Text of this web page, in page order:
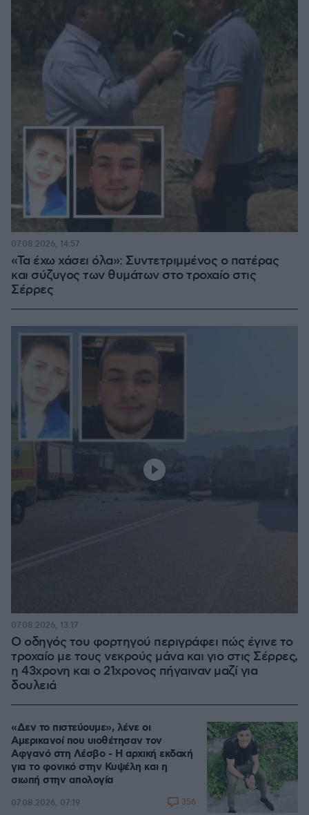
«Τα έχω χάσει όλα»: Συντετριμμένος ο πατέρας
και σύζυγος των θυμάτων στο τροχαίο στις
Σέρρες
07.08.2026, 14:57
Ο οδηγός του φορτηγού περιγράφει πώς έγινε το
τροχαίο με τους νεκρούς μάνα και γιο στις Σέρρες,
η 43χρονη και ο 21χρονος πήγαιναν μαζί για
δουλειά
07.08.2026, 13:17
«Δεν το πιστεύουμε», λένε οι
Αμερικανοί που υιοθέτησαν τον
Αφγανό στη Λέσβο - Η αρχική εκδοχή
για το φονικό στην Κυψέλη και η
σιωπή στην απολογία
07.08.2026, 07:19 356